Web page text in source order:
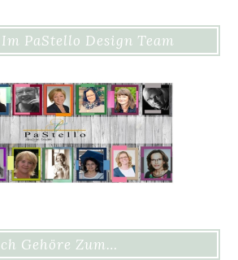
PaStello Design Team
Gehöre Zum…